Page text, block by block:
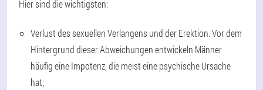
Hier sind die wichtigsten:
Verlust des sexuellen Verlangens und der Erektion. Vor dem
Hintergrund dieser Abweichungen entwickeln Männer
häufig eine Impotenz, die meist eine psychische Ursache
hat;